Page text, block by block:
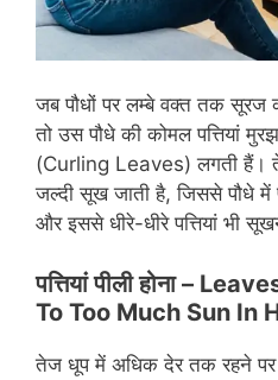
जब पौधों पर लम्बे वक्त तक सूरज
तो उस पौधे की कोमल पत्तियां
(Curling Leaves) लगती हैं।
जल्दी सूख जाती है, जिससे पौधे में
और इससे धीरे-धीरे पत्तियां भी
पत्तियां पीली होना –
To Too Much Sun In
तेज धूप में अधिक देर तक रहने पर